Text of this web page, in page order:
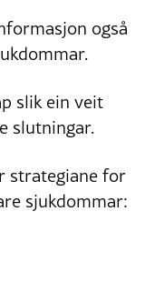
også
slik ein veit
slutningar.
strategiane for
sjukdommar: